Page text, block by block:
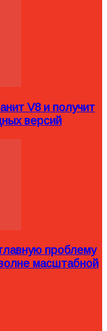
V8 и получит
версий
проблему
масштабной